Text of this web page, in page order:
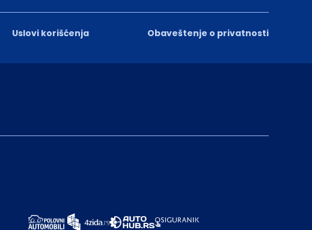
Uslovi korišćenja Obaveštenje o privatnosti